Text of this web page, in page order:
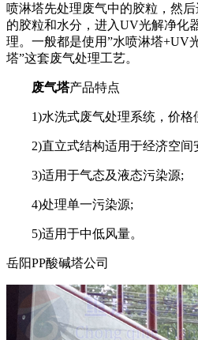
喷淋塔先处理废气中的胶粒，然
的胶粒和水分，进入UV光解净化
理。一般都是使用”水喷淋塔+UV
塔”这套废气处理工艺。
废气塔产品特点
1)水洗式废气处理系统，价格
2)直立式结构适用于经济空间
3)适用于气态及液态污染源;
4)处理单一污染源;
5)适用于中低风量。
岳阳PP酸碱塔公司